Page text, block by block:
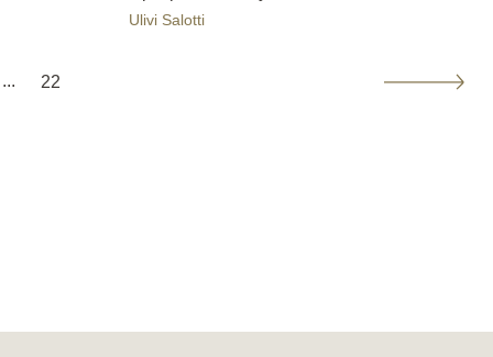
Ulivi Salotti
... 22